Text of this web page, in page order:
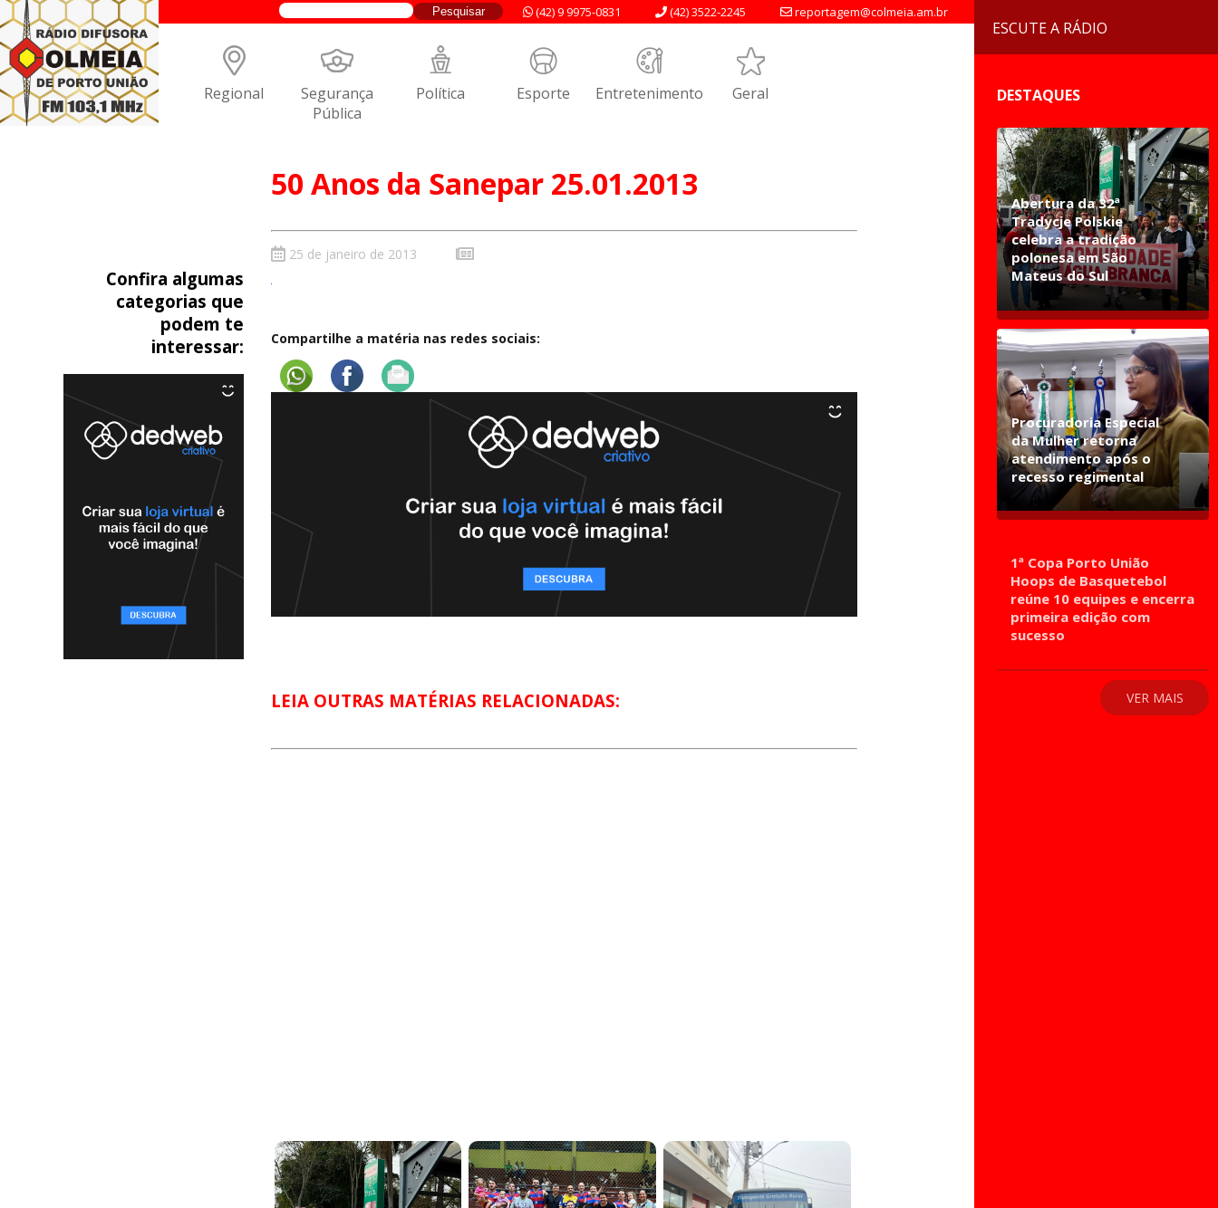
reportagem@colmeia.am.br
(42) 3522-2245
(42) 9 9975-0831
Regional Segurança
Pública
Política Esporte Entretenimento Geral
50 Anos da Sanepar 25.01.2013
Confira algumas
categorias que
podem te
interessar:
25 de janeiro de 2013
Compartilhe a matéria nas redes sociais:
LEIA OUTRAS MATÉRIAS RELACIONADAS:
ESCUTE A RÁDIO
DESTAQUES
Abertura da 32ª
Tradycje Polskie
celebra a tradição
polonesa em São
Mateus do Sul
Procuradoria Especial
da Mulher retorna
atendimento após o
recesso regimental
1ª Copa Porto União
Hoops de Basquetebol
reúne 10 equipes e encerra
primeira edição com
sucesso
VER MAIS